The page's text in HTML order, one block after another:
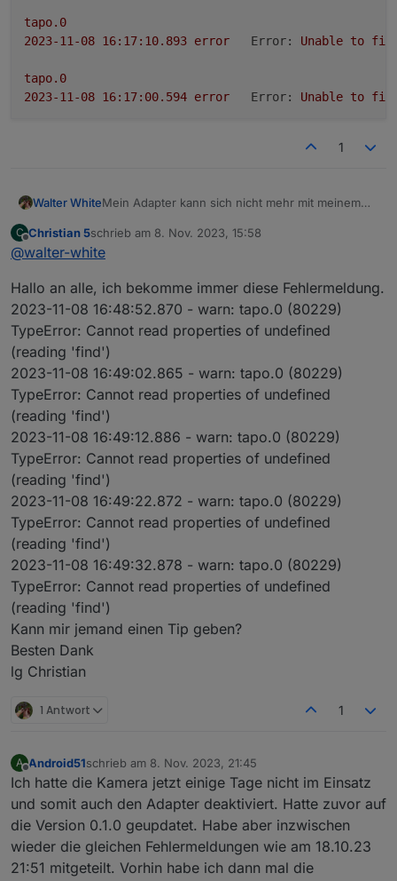
App auf Handy aufrufen
"ich" (rechts unten) aufrufen
"Dienste"
"Dienste von Drittanbietern"
"Kompatibilität mit Drittanbietern" auf "ON"
tapo.0
error Error: Unable to
tapo.0
error Error: Unable to
Unable
2023-11-08 16:16:40.623 error Error: Unable to
tapo.0
tapo.0
Error:
tapo.0
2023-11-08 16:16:10.592 error Error: Unable
tapo.0
error Error: Unable
tapo.0
tapo.0
tapo.0
tapo.0
Unable
1
Walter WhiteMein Adapter kann sich nicht mehr mit meinem
Problem?
Dann habe ich meine Daten neu eingegeben und
es geht trotzdem nicht, scheint sich aber
bekomme fleißig 2fa Codes per E-Mail die ich
natürlich auch sofort eintrage.
2023-11-08 16:17:40.601	error	Error:
2023-11-08 16:17:30.593	error	Error:
admin.0
2023-11-08 16:17:25.024	info	==>
tapo.0
2023-11-08 16:17:20.595	error	Error:
tapo.0
2023-11-08 16:17:10.893	error	Error:
tapo.0
2023-11-08 16:17:00.594	error	Error:
tapo.0
2023-11-08 16:16:50.598	error	Error:
tapo.0
2023-11-08 16:16:40.623	error	Error:
tapo.0
2023-11-08 16:16:10.592	error	Error:
tapo.0
2023-11-08 16:16:00.575	error	Error:
C
Offline
Christian 5schrieb am 8. Nov. 2023, 15:58
zuletzt editiert von
@walter-white
Hallo an alle, ich bekomme immer diese Fehlermeldung.
2023-11-08 16:48:52.870 - warn: tapo.0 (80229)
TypeError: Cannot read properties of undefined
(reading 'find')
2023-11-08 16:49:02.865 - warn: tapo.0 (80229)
TypeError: Cannot read properties of undefined
(reading 'find')
2023-11-08 16:49:12.886 - warn: tapo.0 (80229)
TypeError: Cannot read properties of undefined
(reading 'find')
2023-11-08 16:49:22.872 - warn: tapo.0 (80229)
TypeError: Cannot read properties of undefined
(reading 'find')
2023-11-08 16:49:32.878 - warn: tapo.0 (80229)
TypeError: Cannot read properties of undefined
(reading 'find')
Kann mir jemand einen Tip geben?
Besten Dank
lg Christian
1 Antwort 1
A
Offline
Android51schrieb am 8. Nov. 2023, 21:45
zuletzt editiert von
Ich hatte die Kamera jetzt einige Tage nicht im Einsatz
und somit auch den Adapter deaktiviert. Hatte zuvor auf
die Version 0.1.0 geupdatet. Habe aber inzwischen
wieder die gleichen Fehlermeldungen wie am 18.10.23
21:51 mitgeteilt. Vorhin habe ich dann mal die